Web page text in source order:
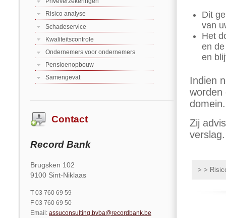
Dit
van
Het
en
en
Indien
worden
domein.
Zij
verslag.
> >
Risico analyse
Schadeservice
Kwaliteitscontrole
Ondernemers voor ondernemers
Pensioenopbouw
Samengevat
Contact
Record Bank
Brugsken 102
9100 Sint-Niklaas
T 03 760 69 59
F 03 760 69 50
Email: assuconsulting.bvba@recordbank.be